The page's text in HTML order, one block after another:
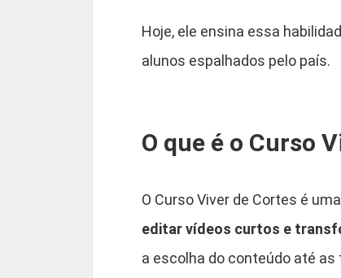
Hoje, ele ensina essa
alunos espalhados pelo país.
O que é o Curso
O Curso Viver de Cortes é
editar vídeos curtos e
a escolha do conteúdo até